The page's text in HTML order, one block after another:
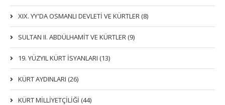
XIX. YY'DA OSMANLI DEVLETI VE KÜRTLER (8)
SULTAN II. ABDÜLHAMİT VE KÜRTLER (9)
19. YÜZYIL KÜRT İSYANLARI (13)
KÜRT AYDINLARI (26)
KÜRT MİLLİYETÇİLİĞİ (44)